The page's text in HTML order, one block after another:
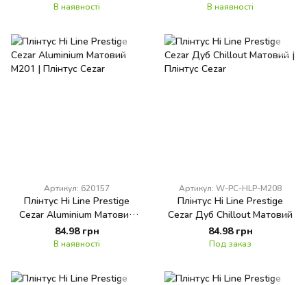
В наявності В наявності
Артикул: 620157
Плінтус Hi Line Prestige
Cezar Aluminium Матовий
M201
84.98 грн
В наявності
Артикул: W-PC-HLP-M208
Плінтус Hi Line Prestige
Cezar Дуб Chillout Матовий
84.98 грн
Под заказ